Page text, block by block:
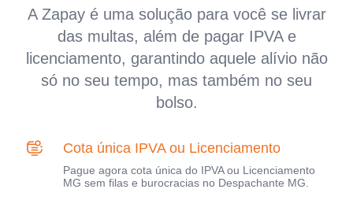
A Zapay é uma solução para você se livrar
das multas, além de pagar IPVA e
licenciamento, garantindo aquele alívio não
só no seu tempo, mas também no seu
bolso.
Cota única IPVA ou Licenciamento
Pague agora cota única do IPVA ou Licenciamento
MG sem filas e burocracias no Despachante MG.